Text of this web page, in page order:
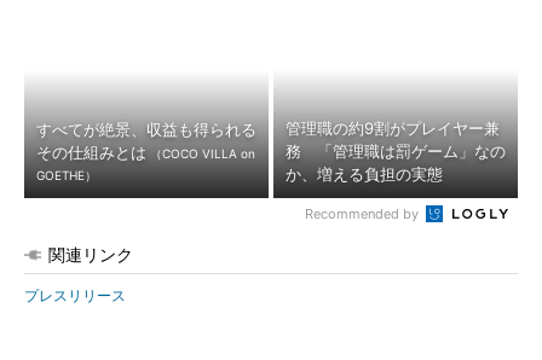
すべてが絶景、収益も得られる
その仕組みとは
（COCO VILLA on
GOETHE）
管理職の約9割がプレイヤー兼
務 「管理職は罰ゲーム」なの
か、増える負担の実態
Recommended by
関連リンク
プレスリリース